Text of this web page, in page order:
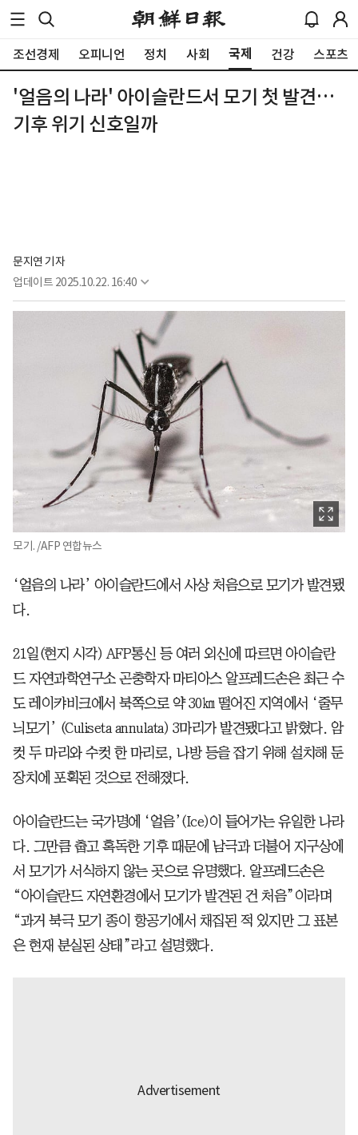
조선경제 오피니언 정치 사회 국제 건강 스포츠
'얼음의 나라' 아이슬란드서 모기 첫 발견…
기후 위기 신호일까
문지연 기자
업데이트 2025.10.22. 16:40
모기. /AFP 연합뉴스
‘얼음의 나라’ 아이슬란드에서 사상 처음으로 모기가 발견됐
다.
21일(현지 시각) AFP통신 등 여러 외신에 따르면 아이슬란
드 자연과학연구소 곤충학자 마티아스 알프레드손은 최근 수
도 레이캬비크에서 북쪽으로 약 30㎞ 떨어진 지역에서 ‘줄무
늬모기’ (Culiseta annulata) 3마리가 발견됐다고 밝혔다. 암
컷 두 마리와 수컷 한 마리로, 나방 등을 잡기 위해 설치해 둔
장치에 포획된 것으로 전해졌다.
아이슬란드는 국가명에 ‘얼음’(Ice)이 들어가는 유일한 나라
다. 그만큼 춥고 혹독한 기후 때문에 남극과 더불어 지구상에
서 모기가 서식하지 않는 곳으로 유명했다. 알프레드손은
“아이슬란드 자연환경에서 모기가 발견된 건 처음”이라며
“과거 북극 모기 종이 항공기에서 채집된 적 있지만 그 표본
은 현재 분실된 상태”라고 설명했다.